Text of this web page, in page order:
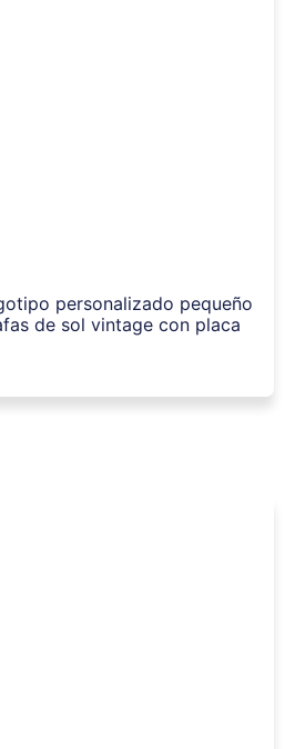
personalizado pequeño
de sol vintage con placa